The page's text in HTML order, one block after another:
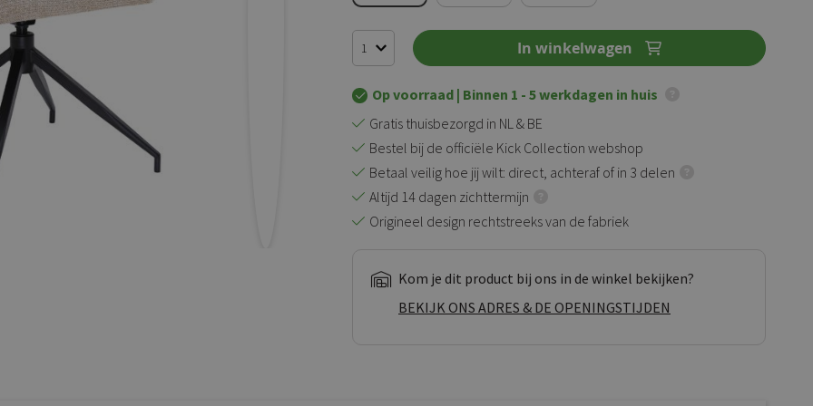
In winkelwagen
Op voorraad | Binnen 1 - 5 werkdagen in huis
Gratis thuisbezorgd in NL & BE
Bestel bij de officiële Kick Collection webshop
Betaal veilig hoe jij wilt: direct, achteraf of in 3 delen
Altijd 14 dagen zichttermijn
Origineel design rechtstreeks van de fabriek
Kom je dit product bij ons in de winkel bekijken?
BEKIJK ONS ADRES & DE OPENINGSTIJDEN